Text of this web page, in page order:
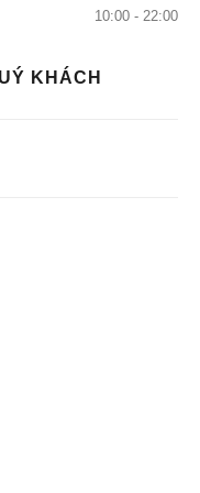
10:00 - 22:00
KHÁCH